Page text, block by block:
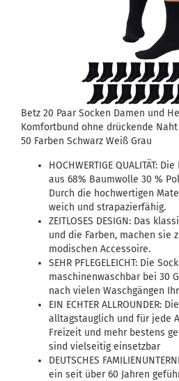
Betz 20 Paar Socken Damen und
Komfortbund ohne drückende Naht
50 Farben Schwarz Weiß Grau
HOCHWERTIGE QUALITÄT:
aus 68% Baumwolle 30 %
Durch die hochwertigen
weich und strapazierfähig.
ZEITLOSES DESIGN: Das
und die Farben, machen sie
modischen Accessoire.
SEHR PFLEGELEICHT: Die
maschinenwaschbar bei 30
nach vielen Waschgängen
EIN ECHTER ALLROUNDER:
alltagstauglich und für jede
Freizeit und mehr bestens
sind vielseitig einsetzbar
DEUTSCHES
ein seit über 60 Jahren